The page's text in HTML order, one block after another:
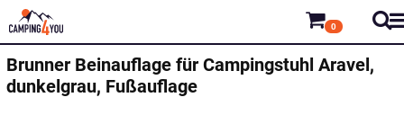
0
Brunner Beinauflage für Campingstuhl Aravel,
dunkelgrau, Fußauflage